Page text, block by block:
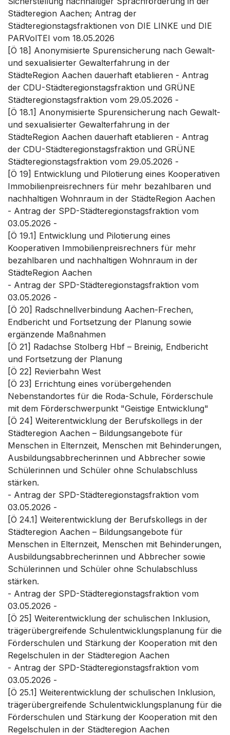
Städteregion Aachen; Antrag der
Städteregionstagsfraktionen von DIE LINKE und DIE
PARVolTEI vom 18.05.2026
[Ö 18] Anonymisierte Spurensicherung nach Gewalt-
und sexualisierter Gewalterfahrung in der
StädteRegion Aachen dauerhaft etablieren - Antrag
der CDU-Städteregionstagsfraktion und GRÜNE
Städteregionstagsfraktion vom 29.05.2026 -
[Ö 18.1] Anonymisierte Spurensicherung nach Gewalt-
und sexualisierter Gewalterfahrung in der
StädteRegion Aachen dauerhaft etablieren - Antrag
der CDU-Städteregionstagsfraktion und GRÜNE
Städteregionstagsfraktion vom 29.05.2026 -
[Ö 19] Entwicklung und Pilotierung eines Kooperativen
Immobilienpreisrechners für mehr bezahlbaren und
nachhaltigen Wohnraum in der StädteRegion Aachen
- Antrag der SPD-Städteregionstagsfraktion vom
03.05.2026 -
[Ö 19.1] Entwicklung und Pilotierung eines
Kooperativen Immobilienpreisrechners für mehr
bezahlbaren und nachhaltigen Wohnraum in der
StädteRegion Aachen
- Antrag der SPD-Städteregionstagsfraktion vom
03.05.2026 -
[Ö 20] Radschnellverbindung Aachen-Frechen,
Endbericht und Fortsetzung der Planung sowie
ergänzende Maßnahmen
[Ö 21] Radachse Stolberg Hbf – Breinig, Endbericht
und Fortsetzung der Planung
[Ö 22] Revierbahn West
[Ö 23] Errichtung eines vorübergehenden
Nebenstandortes für die Roda-Schule, Förderschule
mit dem Förderschwerpunkt "Geistige Entwicklung"
[Ö 24] Weiterentwicklung der Berufskollegs in der
Städteregion Aachen – Bildungsangebote für
Menschen in Elternzeit, Menschen mit Behinderungen,
Ausbildungsabbrecherinnen und Abbrecher sowie
Schülerinnen und Schüler ohne Schulabschluss
stärken.
- Antrag der SPD-Städteregionstagsfraktion vom
03.05.2026 -
[Ö 24.1] Weiterentwicklung der Berufskollegs in der
Städteregion Aachen – Bildungsangebote für
Menschen in Elternzeit, Menschen mit Behinderungen,
Ausbildungsabbrecherinnen und Abbrecher sowie
Schülerinnen und Schüler ohne Schulabschluss
stärken.
- Antrag der SPD-Städteregionstagsfraktion vom
03.05.2026 -
[Ö 25] Weiterentwicklung der schulischen Inklusion,
trägerübergreifende Schulentwicklungsplanung für die
Förderschulen und Stärkung der Kooperation mit den
Regelschulen in der Städteregion Aachen
- Antrag der SPD-Städteregionstagsfraktion vom
03.05.2026 -
[Ö 25.1] Weiterentwicklung der schulischen Inklusion,
trägerübergreifende Schulentwicklungsplanung für die
Förderschulen und Stärkung der Kooperation mit den
Regelschulen in der Städteregion Aachen